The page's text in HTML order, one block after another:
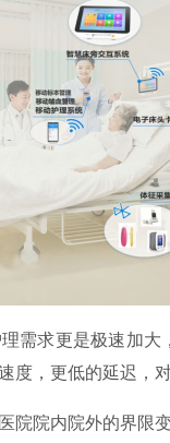
需求更是极速加
度，更低的延迟，
院院内院外的界限